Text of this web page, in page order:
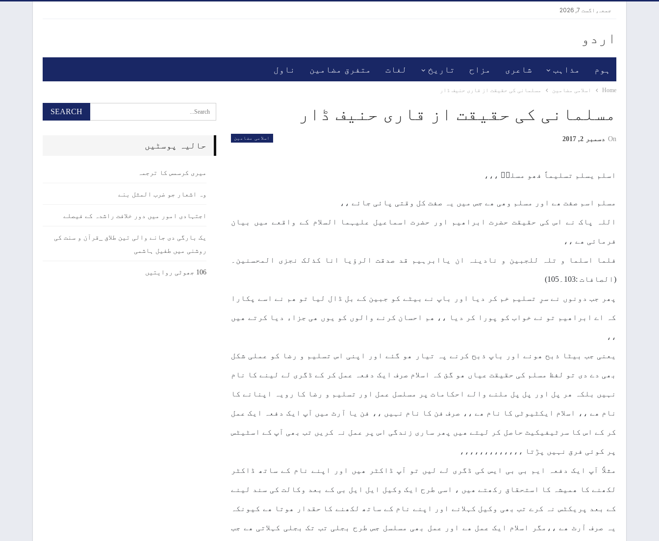
جمعہ, اگست 7, 2026
اردو
ہوم مذاہب شاعری مزاح تاریخ لغات متفرق مضامین ناول
Home اسلامی مضامین مسلمانی کی حقیقت از قاری حنیف ڈار
مسلمانی کی حقیقت از قاری حنیف ڈار
اسلامی مضامین On دسمبر 2, 2017
اسلم یسلم تسلیماً فھو مسلمۤ ،،،
مسلم اسم صفت ھے اور مسلم وھی ھے جس میں یہ صفت کل وقتی پائی جائے ،،
اللہ پاک نے اس کی حقیقت حضرت ابراھیم اور حضرت اسماعیل علیہما السلام کے واقعے میں بیان
فرمائی ھے ،،
فلما اسلما و تلہ للجبین و نادینہ ان یاابرہیم قد صدقت الرؤیا انا کذلک نجزی المحسنین۔
(الصافات :103۔105)
پھر جب دونوں نے سرِ تسلیم خم کر دیا اور باپ نے بیٹے کو جبین کے بل ڈال لیا تو ھم نے اسے پکارا
کہ اے ابراھیم تو نے خواب کو پورا کر دیا ،، ھم احسان کرنے والوں کو یوں ھی جزاء دیا کرتے ھیں
،،
یعنی جب بیٹا ذبح ھونے اور باپ ذبح کرنے پہ تیار ھو گئے اور اپنی اس تسلیم و رضا کو عملی شکل
بھی دے دی تو لفظ مسلم کی حقیقت عیاں ھو گئ کہ اسلام صرف ایک دفعہ عمل کر کے ڈگری لے لینے کا نام
نہیں بلکہ ھر پل اور پل پل ملنے والے احکامات پر مسلسل عمل اور تسلیم و رضا کا رویہ اپنانے کا
نام ھے ،، اسلام ایکٹیوٹی کا نام ھے ،، صرف فن کا نام نہیں ،، فن یا آرٹ میں آپ ایک دفعہ ایک عمل
کر کے اس کا سرٹیفیکیٹ حاصل کر لیتے ھیں پھر ساری زندگی اس پر عمل نہ کریں تب بھی آپ کے اسٹیٹس
پر کوئی فرق نہیں پڑتا ،،،،،،،،،،،،،
مثلاً آپ ایک دفعہ ایم بی بی ایس کی ڈگری لے لیں تو آپ ڈاکٹر ھیں اور اپنے نام کے ساتھ ڈاکٹر
لکھنے کا ھمیشہ کا استحقاق رکھتے ھیں ، اسی طرح ایک وکیل ایل ایل بی کے بعد وکالت کی سند لینے
کے بعد پریکٹس نہ کرے تب بھی وکیل کہلانے اور اپنے نام کے ساتھ لکھنے کا حقدار ھوتا ھے کیونکہ
یہ صرف آرٹ ھے ،،مگر اسلام ایک عمل ھے اور عمل بھی مسلسل جس طرح بجلی تب تک بجلی کہلاتی ھے جب
حالیہ پوسٹیں
میری کرسمس کا ترجمہ
وہ اشعار جو ضرب المثل بنے
اجتہادی امور میں دور خلافت راشدہ کے فیصلے
یک بارگی دی جانے والی تین طلاق _قرآن و سنت کی
روشنی میں طفیل ہاشمی
106 جھوٹی روایتیں